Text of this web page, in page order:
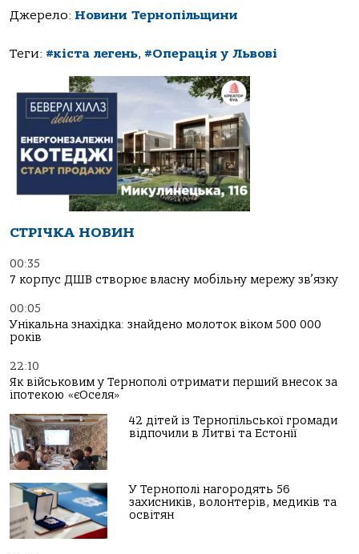
Джерело: Новини Тернопільщини
Теги: #кіста легень, #Операція у Львові
СТРІЧКА НОВИН
00:35
7 корпус ДШВ створює власну мобільну мережу зв’язку
00:05
Унікальна знахідка: знайдено молоток віком 500 000
років
22:10
Як військовим у Тернополі отримати перший внесок за
іпотекою «єОселя»
42 дітей із Тернопільської громади
відпочили в Литві та Естонії
У Тернополі нагородять 56
захисників, волонтерів, медиків та
освітян